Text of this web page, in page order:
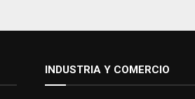
INDUSTRIA Y COMERCIO